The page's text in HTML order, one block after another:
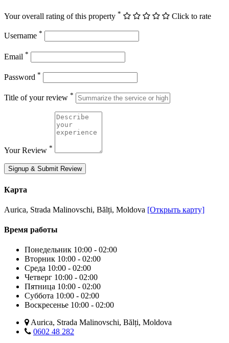
Your overall rating of this property * Click to rate
Username *
Email *
Password *
Title of your review *
Your Review *
Signup & Submit Review
Карта
Aurica, Strada Malinovschi, Bălți, Moldova [Открыть карту]
Время работы
Понедельник 10:00 - 02:00
Вторник 10:00 - 02:00
Среда 10:00 - 02:00
Четверг 10:00 - 02:00
Пятница 10:00 - 02:00
Суббота 10:00 - 02:00
Воскресенье 10:00 - 02:00
Aurica, Strada Malinovschi, Bălți, Moldova
0602 48 282